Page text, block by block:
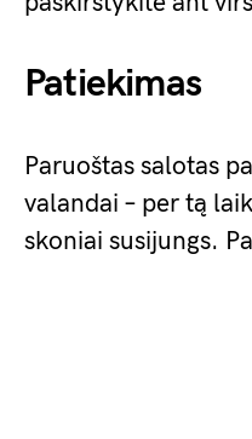
Patiekimas
Paruoštas salotas
valandai – per tą
skoniai susijungs.